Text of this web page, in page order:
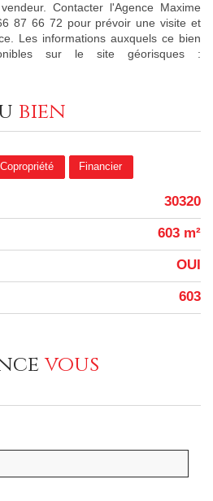
Contacter l'Agence Maxime
87 66 72 pour prévoir une visite et
Les informations auxquels ce bien
sur le site géorisques :
bien
Copropriété Financier
30320
603 m²
OUI
603
vous